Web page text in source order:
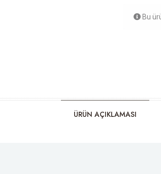
Bu
ÜRÜN AÇIKLAMASI